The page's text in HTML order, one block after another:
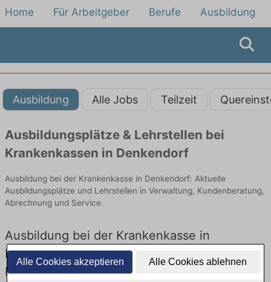
Alle Cookies akzeptieren Alle Cookies ablehnen
Home Für Arbeitgeber Berufe Ausbildung
Ausbildung Alle Jobs Teilzeit
Ausbildungsplätze & Lehrstellen bei
Krankenkassen in Denkendorf
Ausbildung bei der Krankenkasse in Denkendorf: Aktuelle
Ausbildungsplätze und Lehrstellen in Verwaltung, Kundenberatung,
Abrechnung und Service.
Ausbildung bei der Krankenkasse in
Denkendorf – Ausbildungsplätze und
Lehrstellen: Aktuell gibt es keine